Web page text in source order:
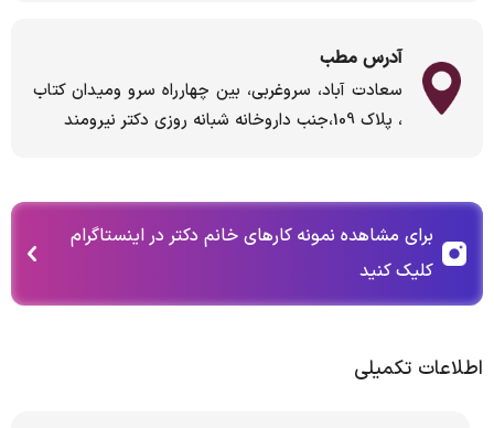
آدرس مطب
سعادت آباد، سروغربی، بین چهارراه سرو ومیدان کتاب
، پلاک 109،جنب داروخانه شبانه روزی دکتر نیرومند
برای مشاهده نمونه کارهای خانم دکتر در اینستاگرام
کلیک کنید
اطلاعات تکمیلی